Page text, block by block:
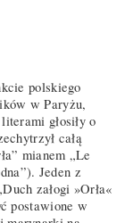
polskiego
w Paryżu,
głosiły o
całą
mianem „Le
Jeden z
załogi »Orła«
postawione w